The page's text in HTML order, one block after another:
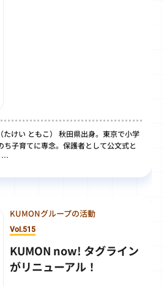
けい ともこ） 秋田県出身。東京で小学
子育てに専念。保護者として公文式と
…
KUMONグループの活動
Vol.515
KUMON now! タグライン
がリニューアル！